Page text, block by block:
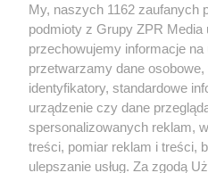
Żaden utwór zamieszczony w serwisie
rozpowszechniany lub dalej
tym także elektroniczny lub
eksploatacji w jakiejkolwiek formie,
bez pisemnej zgody właściciela praw.
wykorzystanie utworów w całości lub
bez właściwej zgody, jest zabronione
prawnie.
My, naszych 1162 zaufanych
podmioty z Grupy ZPR
przechowujemy informacje na
przetwarzamy dane
identyfikatory, standardowe
urządzenie czy dane
spersonalizowanych reklam,
treści, pomiar reklam i treści,
ulepszanie usług. Za zgodą